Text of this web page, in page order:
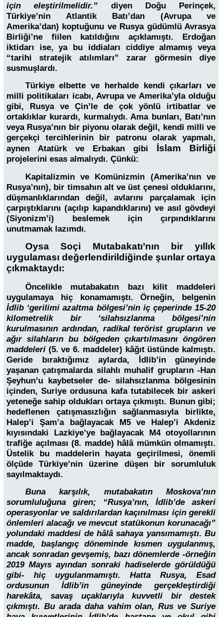
için eleştirilmelidir.”
diyen Doğu Perinçek,
Türkiye’nin Atlantik Batı’dan (Avrupa ve
Amerika’dan) koptuğunu ve Rusya güdümlü Avrasya
Birliği’ne fiilen katıldığını açıklamıştı. Erdoğan
iktidarı ise, ya bu iddiaları ciddiye almamış veya
“tarihi stratejik atılımları” zarar görmesin diye
susmuşlardı.
Türkiye elbette ve herhalde kendi çıkarları ve
milli politikaları icabı, Avrupa ve Amerika’yla olduğu
gibi, Rusya ve Çin’le de çok yönlü irtibatlar ve
ortaklıklar kurardı, kurmalıydı. Ama bunları, Batı’nın
veya Rusya’nın bir piyonu olarak değil, kendi milli ve
gerçekçi tercihlerinin bir patronu olarak yapmalı,
aynen Atatürk ve Erbakan gibi İslam Birliği
projelerini esas almalıydı. Çünkü:
Kapitalizmin ve Komünizmin (Amerika’nın ve
Rusya’nın), bir timsahın alt ve üst çenesi olduklarını,
düşmanlıklarından değil, avlarını parçalamak için
çarpıştıklarını (açılıp kapandıklarını) ve asıl gövdeyi
(Siyonizm’i) beslemek için çırpındıklarını
unutmamak lazımdı.
Oysa Soçi Mutabakatı’nın bir yıllık
uygulaması değerlendirildiğinde şunlar ortaya
çıkmaktaydı:
Öncelikle mutabakatın bazı kilit maddeleri
uygulamaya hiç konamamıştı. Örneğin, belgenin
İdlib ‘gerilimi azaltma bölgesi’nin iç çeperinde 15-20
kilometrelik bir ‘silahsızlanma bölgesi’nin
kurulmasının ardından, radikal terörist grupların ve
ağır silahların bu bölgeden çıkartılmasını öngören
maddeleri (5. ve 6. maddeler) kâğıt üstünde kalmıştı.
Geride bıraktığımız aylarda, İdlib’in güneyinde
yaşanan çatışmalarda silahlı muhalif grupların -Han
Şeyhun’u kaybetseler de- silahsızlanma bölgesinin
içinden, Suriye ordusuna kafa tutabilecek bir askeri
yeteneğe sahip oldukları ortaya çıkmıştı. Bunun gibi;
hedeflenen çatışmasızlığın sağlanmasıyla birlikte,
Halep’i Şam’a bağlayacak M5 ve Halep’i Akdeniz
kıyısındaki Lazkiye’ye bağlayacak M4 otoyollarının
trafiğe açılması (8. madde) hâlâ mümkün olmamıştı.
Üstelik bu maddelerin hayata geçirilmesi, önemli
ölçüde Türkiye’nin üzerine düşen bir sorumluluk
sayılmaktaydı.
Buna karşılık, mutabakatın Moskova’nın
sorumluluğuna giren; “Rusya’nın, İdlib’de askeri
operasyonlar ve saldırılardan kaçınılması için gerekli
önlemleri alacağı ve mevcut statükonun korunacağı”
yolundaki maddesi de hâlâ sahaya yansımamıştı. Bu
madde, başlangıç döneminde kısmen uygulanmış,
ancak sonradan gevşemiş, bazı dönemlerde -örneğin
2019 Mayıs ayından sonraki hadiselerde görüldüğü
gibi- hiç uygulanmamıştı. Hatta Rusya, Esad
ordusunun İdlib’in güneyinde gerçekleştirdiği
harekâta, savaş uçaklarıyla kuvvetli bir destek
çıkmıştı. Bu arada daha vahim olan, Rus ve Suriye